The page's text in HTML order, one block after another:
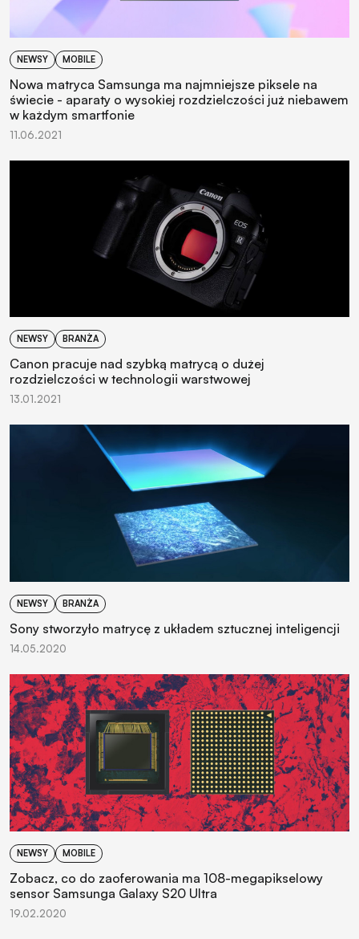
NEWSY MOBILE
Nowa matryca Samsunga ma najmniejsze piksele na
świecie - aparaty o wysokiej rozdzielczości już niebawem
w każdym smartfonie
11.06.2021
NEWSY BRANŻA
Canon pracuje nad szybką matrycą o dużej
rozdzielczości w technologii warstwowej
13.01.2021
NEWSY BRANŻA
Sony stworzyło matrycę z układem sztucznej inteligencji
14.05.2020
NEWSY MOBILE
Zobacz, co do zaoferowania ma 108-megapikselowy
sensor Samsunga Galaxy S20 Ultra
19.02.2020